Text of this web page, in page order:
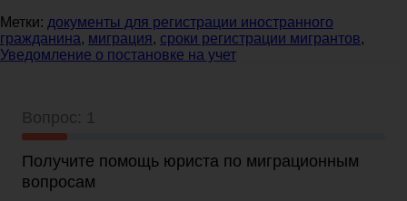
Метки: документы для регистрации иностранного
гражданина, миграция, сроки регистрации мигрантов,
Уведомление о постановке на учет